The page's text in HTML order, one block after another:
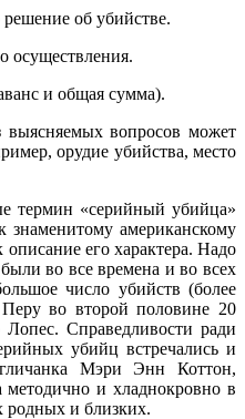
об убийстве.
осуществления.
и общая сумма).
выясняемых вопросов может
орудие убийства, место
термин «серийный убийца»
американскому
его характера. Надо
во все времена и во всех
число убийств (более
во второй половине 20
Справедливости ради
убийц встречались и
Мэри Энн Коттон,
методично и хладнокровно в
родных и близких.